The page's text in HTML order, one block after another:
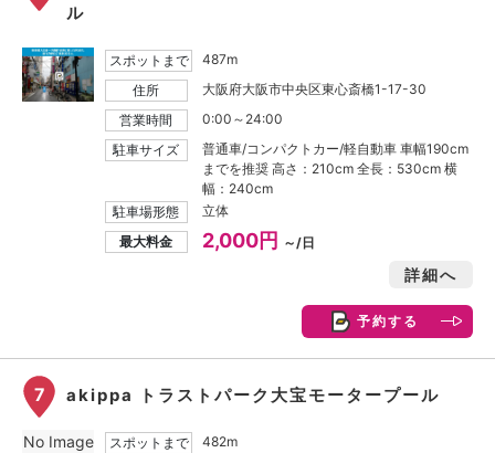
ル
スポットまで
487m
住所
大阪府大阪市中央区東心斎橋1-17-30
営業時間
0:00～24:00
駐車サイズ
普通車/コンパクトカー/軽自動車 車幅190cm
までを推奨 高さ：210cm 全長：530cm 横
幅：240cm
駐車場形態
立体
最大料金
2,000円 ～/日
詳細へ
予約する
7 akippa トラストパーク大宝モータープール
スポットまで
482m
No Image